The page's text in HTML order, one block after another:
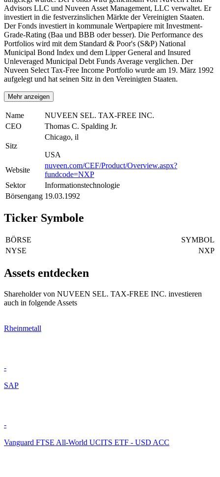
Advisors LLC und Nuveen Asset Management, LLC verwaltet. Er
investiert in die festverzinslichen Märkte der Vereinigten Staaten.
Der Fonds investiert in kommunale Wertpapiere mit Investment-
Grade-Rating (Baa und BBB oder besser). Die Performance des
Portfolios wird mit dem Standard & Poor's (S&P) National
Municipal Bond Index und dem Lipper General and Insured
Unleveraged Municipal Debt Funds Average verglichen. Der
Nuveen Select Tax-Free Income Portfolio wurde am 19. März 1992
aufgelegt und hat seinen Sitz in den Vereinigten Staaten.
Mehr anzeigen
Name
NUVEEN SEL. TAX-FREE INC.
CEO
Thomas C. Spalding Jr.
Sitz
Chicago, il
USA
Website
nuveen.com/CEF/Product/Overview.aspx?
fundcode=NXP
Sektor
Informationstechnologie
Börsengang 19.03.1992
Ticker Symbole
BÖRSE
SYMBOL
NYSE
NXP
Assets entdecken
Shareholder von NUVEEN SEL. TAX-FREE INC. investieren
auch in folgende Assets
Rheinmetall
-
SAP
-
Vanguard FTSE All-World UCITS ETF - USD ACC